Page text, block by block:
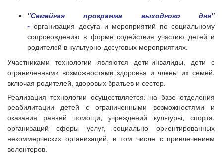
"Семейная программа выходного дня"
- организация досуга и мероприятий по социальному
сопровождению в форме содействия участию детей и
родителей в культурно-досуговых мероприятиях.
Участниками технологии являются дети-инвалиды, дети с
ограниченными возможностями здоровья и члены их семей,
включая родителей, здоровых братьев и сестер.
Реализация технологии осуществляется: на базе отделения
реабилитации детей с ограниченными возможностями и
оказания ранней помощи, учреждений культуры, спорта,
организаций сферы услуг, социально ориентированных
некоммерческих организаций, в том числе с привлечением
волонтеров.